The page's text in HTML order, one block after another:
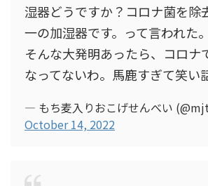
湿器どうですか？コロナ菌を除
一の加湿器です。って言われた。
そんな大発明あったら、コロナ
なってないわ。馬鹿すぎて笑い
— もち麦入りおこげせんべい
October 14, 2022